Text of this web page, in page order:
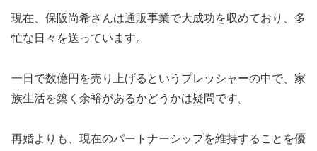
現在、保阪尚希さんは通販事業で大成功を収めており、多
忙な日々を送っています。
一日で数億円を売り上げるというプレッシャーの中で、家
族生活を築く余裕があるかどうかは疑問です。
再婚よりも、現在のパートナーシップを維持することを優